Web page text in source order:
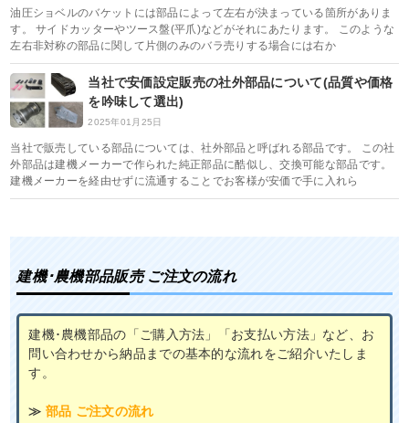
油圧ショベルのバケットには部品によって左右が決まっている箇所がありま
す。 サイドカッターやツース盤(平爪)などがそれにあたります。 このような
左右非対称の部品に関して片側のみのバラ売りする場合には右か
当社で安価設定販売の社外部品について(品質や価格
を吟味して選出)
2025年01月25日
当社で販売している部品については、社外部品と呼ばれる部品です。 この社
外部品は建機メーカーで作られた純正部品に酷似し、交換可能な部品です。
建機メーカーを経由せずに流通することでお客様が安価で手に入れら
建機･農機部品販売 ご注文の流れ
建機･農機部品の「ご購入方法」「お支払い方法」など、お
問い合わせから納品までの基本的な流れをご紹介いたしま
す。
≫ 部品 ご注文の流れ